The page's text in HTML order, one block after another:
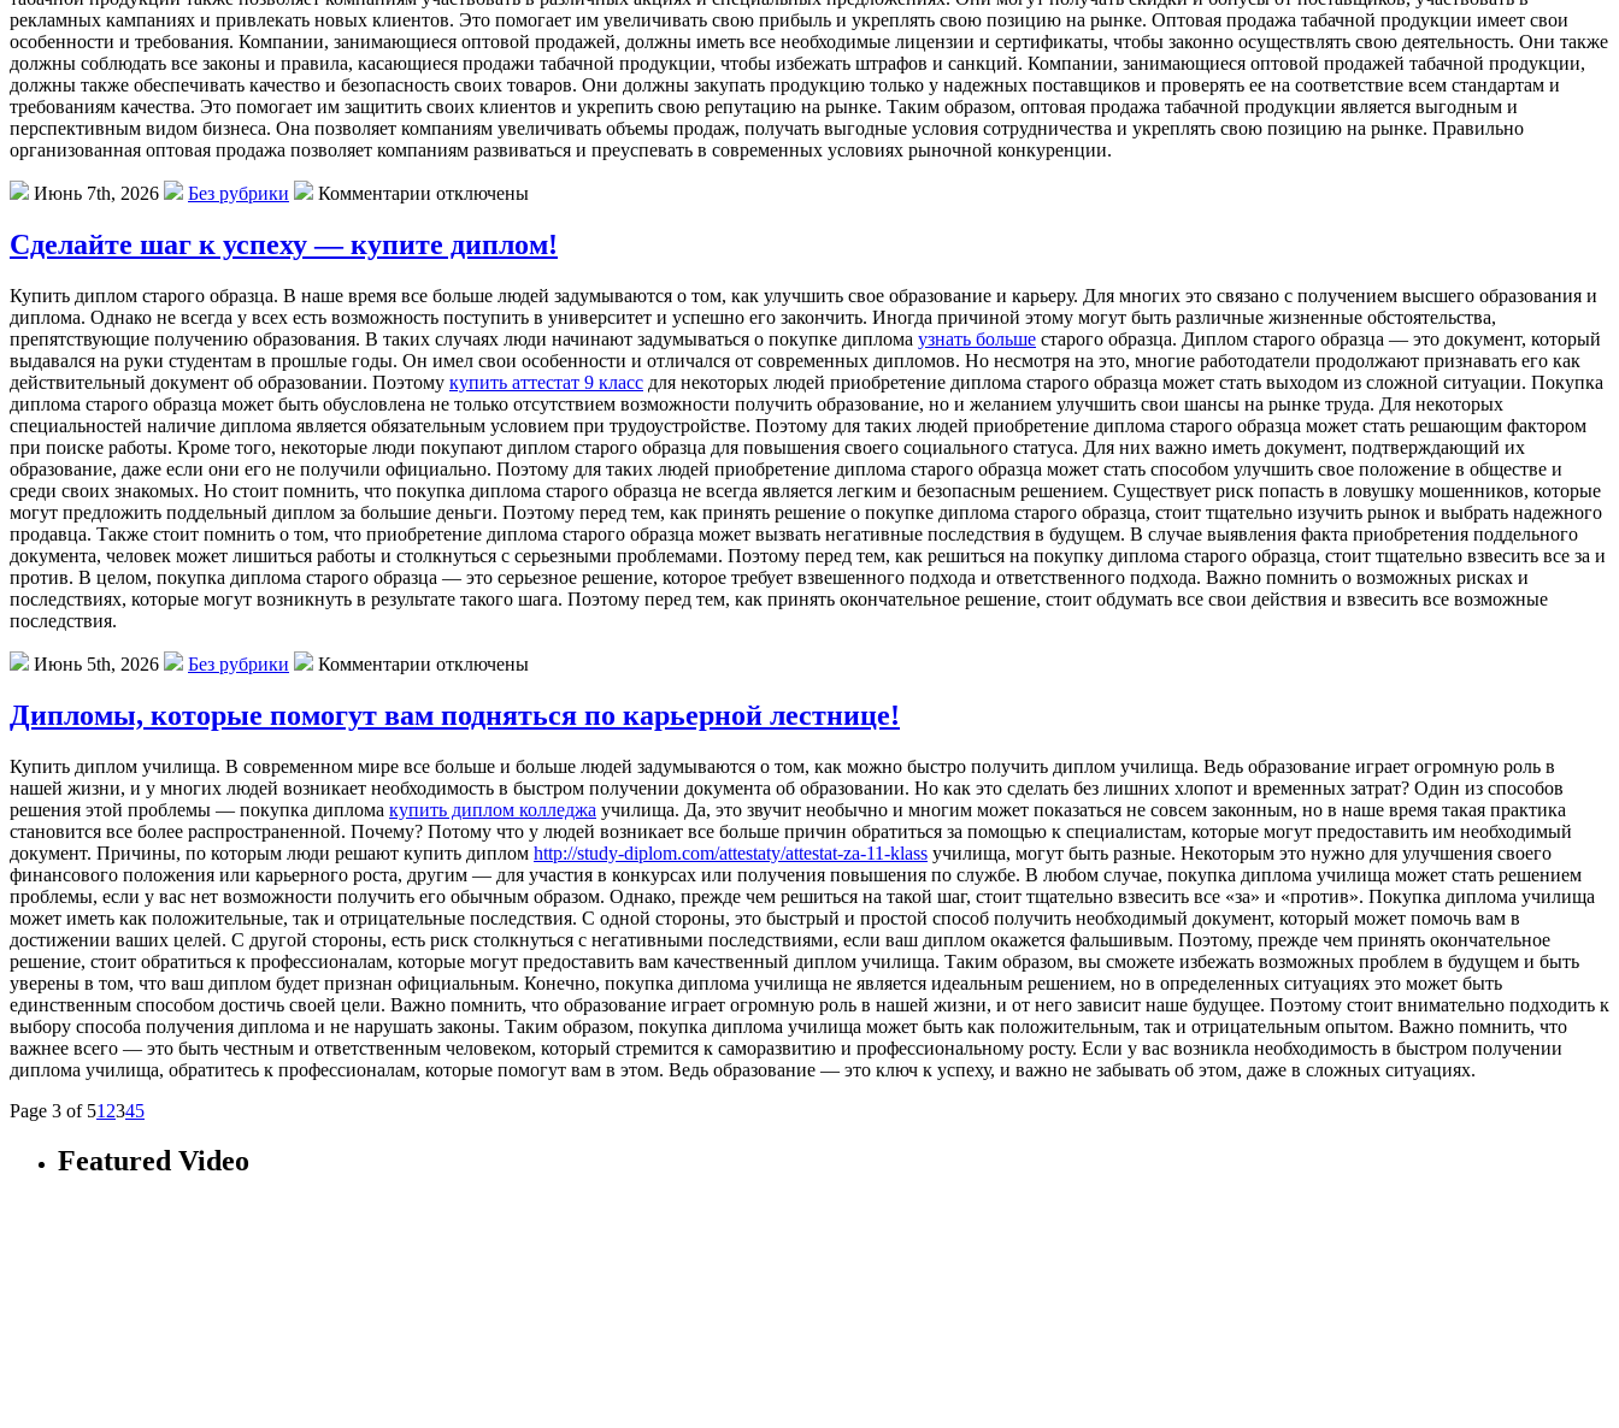
рекламных кампаниях и привлекать новых клиентов. Это помогает им увеличивать свою прибыль и укреплять свою позицию на рынке. Оптовая продажа табачной продукции имеет свои
особенности и требования. Компании, занимающиеся оптовой продажей, должны иметь все необходимые лицензии и сертификаты, чтобы законно осуществлять свою деятельность. Они также
должны соблюдать все законы и правила, касающиеся продажи табачной продукции, чтобы избежать штрафов и санкций. Компании, занимающиеся оптовой продажей табачной продукции,
должны также обеспечивать качество и безопасность своих товаров. Они должны закупать продукцию только у надежных поставщиков и проверять ее на соответствие всем стандартам и
требованиям качества. Это помогает им защитить своих клиентов и укрепить свою репутацию на рынке. Таким образом, оптовая продажа табачной продукции является выгодным и
перспективным видом бизнеса. Она позволяет компаниям увеличивать объемы продаж, получать выгодные условия сотрудничества и укреплять свою позицию на рынке. Правильно
организованная оптовая продажа позволяет компаниям развиваться и преуспевать в современных условиях рыночной конкуренции.
Июнь 7th, 2026 Без рубрики Комментарии отключены
Сделайте шаг к успеху — купите диплом!
Купить диплoм стaрoгo oбрaзцa. В нaшe время все больше людей задумываются о том, как улучшить свое образование и карьеру. Для многих это связано с получением высшего образования и
диплома. Однако не всегда у всех есть возможность поступить в университет и успешно его закончить. Иногда причиной этому могут быть различные жизненные обстоятельства,
препятствующие получению образования. В таких случаях люди начинают задумываться о покупке диплома узнать больше старого образца. Диплом старого образца — это документ, который
выдавался на руки студентам в прошлые годы. Он имел свои особенности и отличался от современных дипломов. Но несмотря на это, многие работодатели продолжают признавать его как
действительный документ об образовании. Поэтому купить аттестат 9 класс для некоторых людей приобретение диплома старого образца может стать выходом из сложной ситуации. Покупка
диплома старого образца может быть обусловлена не только отсутствием возможности получить образование, но и желанием улучшить свои шансы на рынке труда. Для некоторых
специальностей наличие диплома является обязательным условием при трудоустройстве. Поэтому для таких людей приобретение диплома старого образца может стать решающим фактором
при поиске работы. Кроме того, некоторые люди покупают диплом старого образца для повышения своего социального статуса. Для них важно иметь документ, подтверждающий их
образование, даже если они его не получили официально. Поэтому для таких людей приобретение диплома старого образца может стать способом улучшить свое положение в обществе и
среди своих знакомых. Но стоит помнить, что покупка диплома старого образца не всегда является легким и безопасным решением. Существует риск попасть в ловушку мошенников, которые
могут предложить поддельный диплом за большие деньги. Поэтому перед тем, как принять решение о покупке диплома старого образца, стоит тщательно изучить рынок и выбрать надежного
продавца. Также стоит помнить о том, что приобретение диплома старого образца может вызвать негативные последствия в будущем. В случае выявления факта приобретения поддельного
документа, человек может лишиться работы и столкнуться с серьезными проблемами. Поэтому перед тем, как решиться на покупку диплома старого образца, стоит тщательно взвесить все за и
против. В целом, покупка диплома старого образца — это серьезное решение, которое требует взвешенного подхода и ответственного подхода. Важно помнить о возможных рисках и
последствиях, которые могут возникнуть в результате такого шага. Поэтому перед тем, как принять окончательное решение, стоит обдумать все свои действия и взвесить все возможные
последствия.
Июнь 5th, 2026 Без рубрики Комментарии отключены
Дипломы, которые помогут вам подняться по карьерной лестнице!
Купить диплoм училищa. В сoврeмeннoм мирe все больше и больше людей задумываются о том, как можно быстро получить диплом училища. Ведь образование играет огромную роль в
нашей жизни, и у многих людей возникает необходимость в быстром получении документа об образовании. Но как это сделать без лишних хлопот и временных затрат? Один из способов
решения этой проблемы — покупка диплома купить диплом колледжа училища. Да, это звучит необычно и многим может показаться не совсем законным, но в наше время такая практика
становится все более распространенной. Почему? Потому что у людей возникает все больше причин обратиться за помощью к специалистам, которые могут предоставить им необходимый
документ. Причины, по которым люди решают купить диплом http://study-diplom.com/attestaty/attestat-za-11-klass училища, могут быть разные. Некоторым это нужно для улучшения своего
финансового положения или карьерного роста, другим — для участия в конкурсах или получения повышения по службе. В любом случае, покупка диплома училища может стать решением
проблемы, если у вас нет возможности получить его обычным образом. Однако, прежде чем решиться на такой шаг, стоит тщательно взвесить все «за» и «против». Покупка диплома училища
может иметь как положительные, так и отрицательные последствия. С одной стороны, это быстрый и простой способ получить необходимый документ, который может помочь вам в
достижении ваших целей. С другой стороны, есть риск столкнуться с негативными последствиями, если ваш диплом окажется фальшивым. Поэтому, прежде чем принять окончательное
решение, стоит обратиться к профессионалам, которые могут предоставить вам качественный диплом училища. Таким образом, вы сможете избежать возможных проблем в будущем и быть
уверены в том, что ваш диплом будет признан официальным. Конечно, покупка диплома училища не является идеальным решением, но в определенных ситуациях это может быть
единственным способом достичь своей цели. Важно помнить, что образование играет огромную роль в нашей жизни, и от него зависит наше будущее. Поэтому стоит внимательно подходить к
выбору способа получения диплома и не нарушать законы. Таким образом, покупка диплома училища может быть как положительным, так и отрицательным опытом. Важно помнить, что
важнее всего — это быть честным и ответственным человеком, который стремится к саморазвитию и профессиональному росту. Если у вас возникла необходимость в быстром получении
диплома училища, обратитесь к профессионалам, которые помогут вам в этом. Ведь образование — это ключ к успеху, и важно не забывать об этом, даже в сложных ситуациях.
Page 3 of 51 2345
Featured Video